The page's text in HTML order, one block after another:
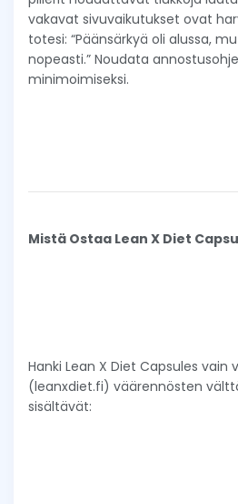
vakavat sivuvaikutukset ovat
totesi: “Päänsärkyä oli alussa,
nopeasti.” Noudata
minimoimiseksi.
Mistä Ostaa Lean X Diet
Hanki Lean X Diet Capsules vain
(leanxdiet.fi) väärennösten
sisältävät: